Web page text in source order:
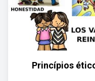
Princípios